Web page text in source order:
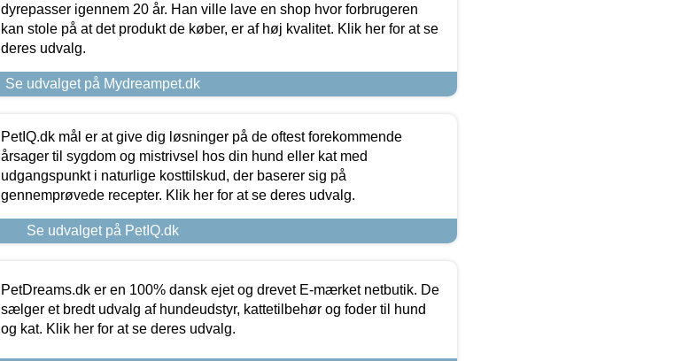
dyrepasser igennem 20 år. Han ville lave en shop hvor forbrugeren
kan stole på at det produkt de køber, er af høj kvalitet. Klik her for at se
deres udvalg.
Se udvalget på Mydreampet.dk
PetIQ.dk mål er at give dig løsninger på de oftest forekommende
årsager til sygdom og mistrivsel hos din hund eller kat med
udgangspunkt i naturlige kosttilskud, der baserer sig på
gennemprøvede recepter. Klik her for at se deres udvalg.
Se udvalget på PetIQ.dk
PetDreams.dk er en 100% dansk ejet og drevet E-mærket netbutik. De
sælger et bredt udvalg af hundeudstyr, kattetilbehør og foder til hund
og kat. Klik her for at se deres udvalg.